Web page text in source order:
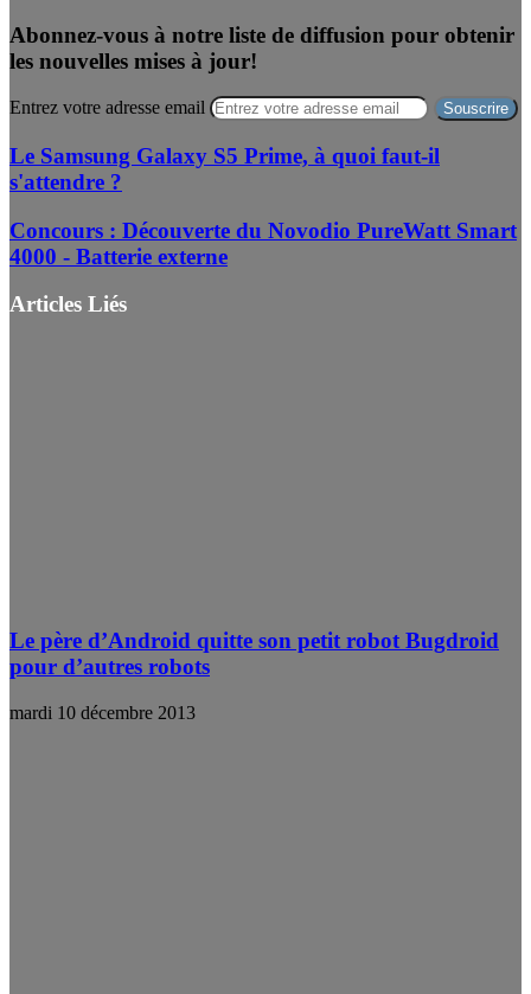
Abonnez-vous à notre liste de diffusion pour obtenir
les nouvelles mises à jour!
Entrez votre adresse email
Le Samsung Galaxy S5 Prime, à quoi faut-il
s'attendre ?
Concours : Découverte du Novodio PureWatt Smart
4000 - Batterie externe
Articles Liés
Le père d’Android quitte son petit robot Bugdroid
pour d’autres robots
mardi 10 décembre 2013